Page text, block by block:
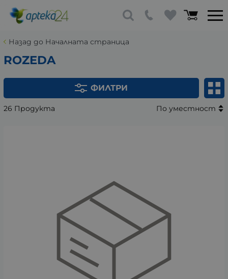
Назад до Началната страница
ROZEDA
ФИЛТРИ
26 Продукта По уместност